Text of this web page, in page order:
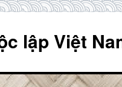
lập Việt